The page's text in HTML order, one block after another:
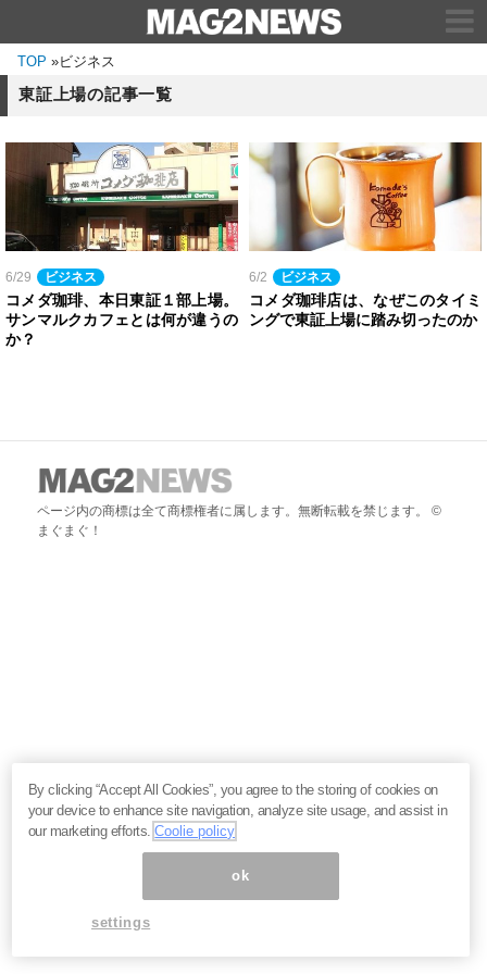
TOP »ビジネス
東証上場の記事一覧
6/29 ビジネス
コメダ珈琲、本日東証１部上場。
サンマルクカフェとは何が違うの
か？
6/2 ビジネス
コメダ珈琲店は、なぜこのタイミ
ングで東証上場に踏み切ったのか
ページ内の商標は全て商標権者に属します。無断転載を禁じます。 ©
まぐまぐ！
By clicking “Accept All Cookies”, you agree to the storing of cookies on
your device to enhance site navigation, analyze site usage, and assist in
our marketing efforts.Coolie policy
ok
settings